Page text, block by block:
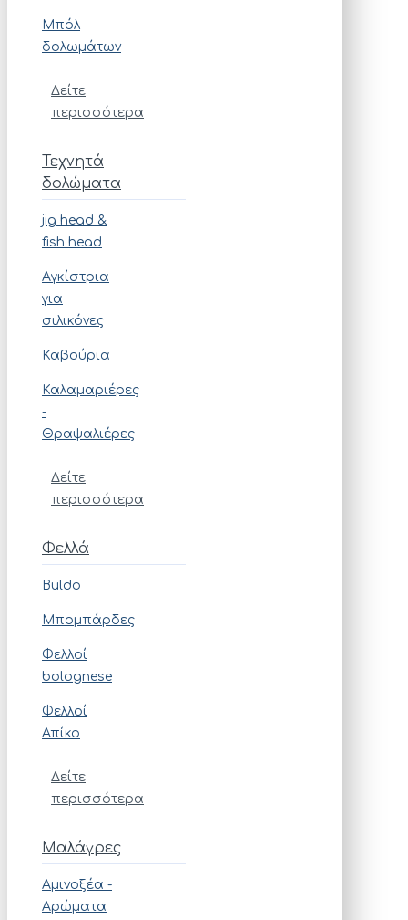
Μπόλ
δολωμάτων
Δείτε
περισσότερα
Τεχνητά
δολώματα
jig head &
fish head
Αγκίστρια
για
σιλικόνες
Καβούρια
Καλαμαριέρες
-
Θραψαλιέρες
Δείτε
περισσότερα
Φελλά
Buldo
Μπομπάρδες
Φελλοί
bolognese
Φελλοί
Απίκο
Δείτε
περισσότερα
Μαλάγρες
Αμινοξέα -
Αρώματα